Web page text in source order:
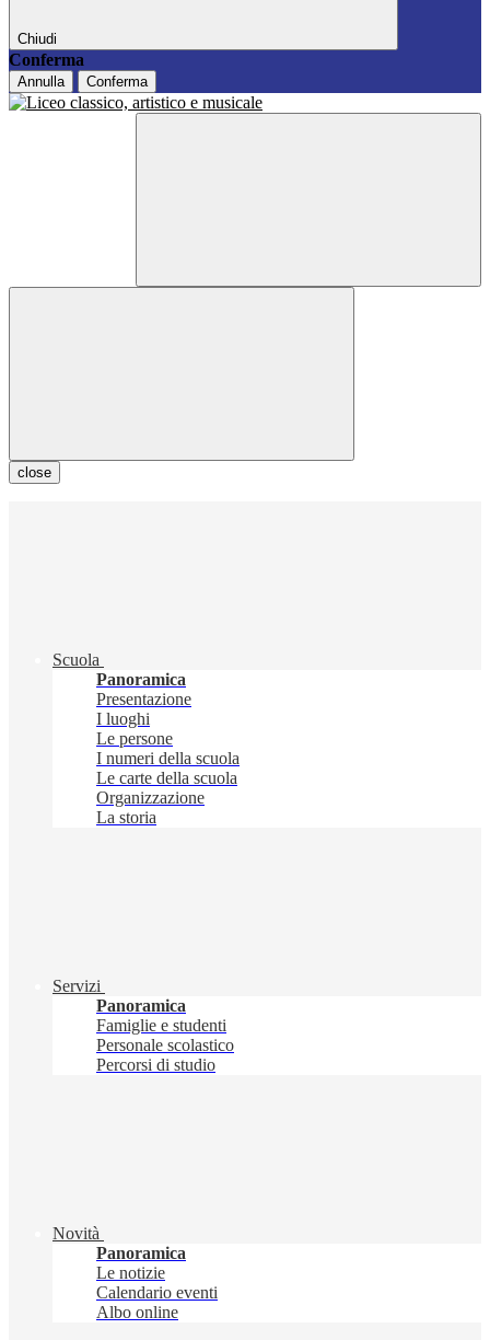
Chiudi
Conferma
Annulla Conferma
close
Scuola
Panoramica
Presentazione
I luoghi
Le persone
I numeri della scuola
Le carte della scuola
Organizzazione
La storia
Servizi
Panoramica
Famiglie e studenti
Personale scolastico
Percorsi di studio
Novità
Panoramica
Le notizie
Calendario eventi
Albo online